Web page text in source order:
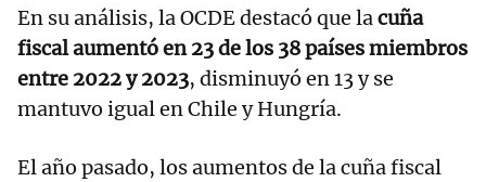
En su análisis, la OCDE destacó que lacuña
fiscal aumentó en 23 de los 38 países miembros
entre 2022 y 2023, disminuyó en 13 y se
mantuvo igual en Chile y Hungría.
El año pasado, los aumentos de la cuña fiscal